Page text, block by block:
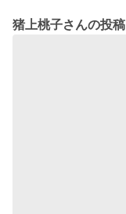
猪上桃子さんの投稿